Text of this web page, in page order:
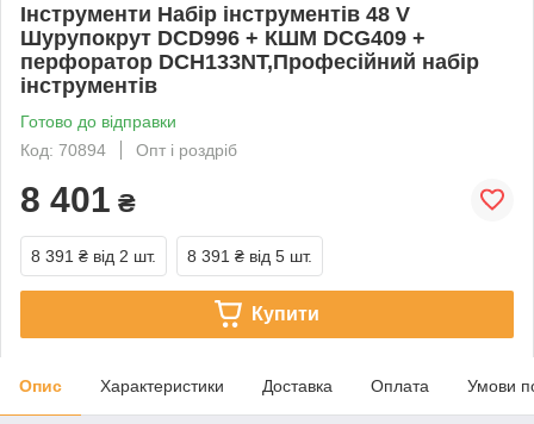
Інструменти Набір інструментів 48 V
Шурупокрут DCD996 + КШМ DCG409 +
перфоратор DCH133NT,Професійний набір
інструментів
Готово до відправки
Код: 70894
Опт і роздріб
8 401 ₴
8 391 ₴ від 2 шт. 8 391 ₴ від 5 шт.
Купити
Опис Характеристики Доставка Оплата Умови